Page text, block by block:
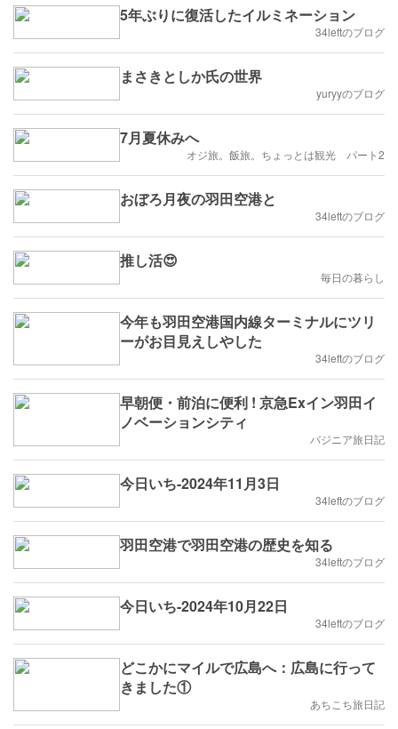
5年ぶりに復活したイルミネーション
34leftのブログ
まさきとしか氏の世界
yuryyのブログ
7月夏休みへ
オジ旅。飯旅。ちょっとは観光 パート2
おぼろ月夜の羽田空港と
34leftのブログ
推し活😍
毎日の暮らし
今年も羽田空港国内線ターミナルにツリ
ーがお目見えしやした
34leftのブログ
早朝便・前泊に便利 ! 京急Exイン羽田イ
ノベーションシティ
バジニア旅日記
今日いち-2024年11月3日
34leftのブログ
羽田空港で羽田空港の歴史を知る
34leftのブログ
今日いち-2024年10月22日
34leftのブログ
どこかにマイルで広島へ：広島に行って
きました①
あちこち旅日記